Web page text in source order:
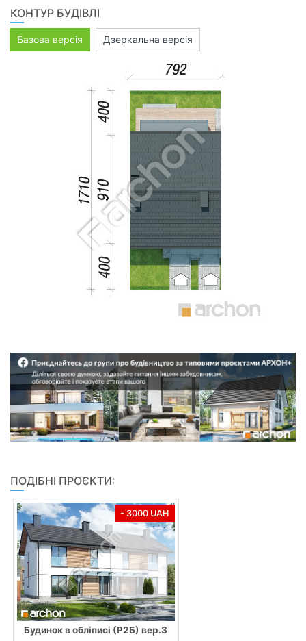
КОНТУР БУДІВЛІ
Базова версія Дзеркальна версія
ПОДІБНІ ПРОЄКТИ:
- 3000 UAH
Будинок в обліписі (Р2Б) вер.3